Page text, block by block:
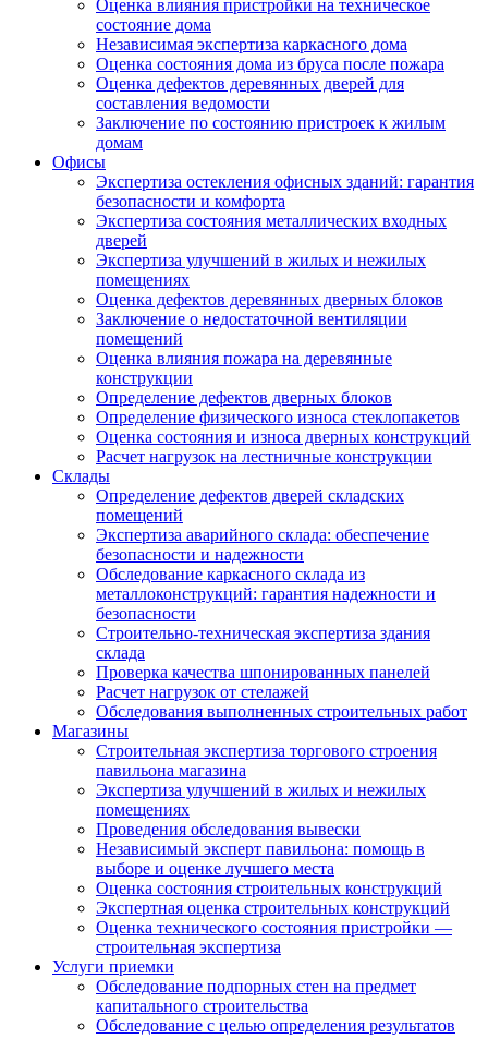
Оценка влияния пристройки на техническое
состояние дома
Независимая экспертиза каркасного дома
Оценка состояния дома из бруса после пожара
Оценка дефектов деревянных дверей для
составления ведомости
Заключение по состоянию пристроек к жилым
домам
Офисы
Экспертиза остекления офисных зданий: гарантия
безопасности и комфорта
Экспертиза состояния металлических входных
дверей
Экспертиза улучшений в жилых и нежилых
помещениях
Оценка дефектов деревянных дверных блоков
Заключение о недостаточной вентиляции
помещений
Оценка влияния пожара на деревянные
конструкции
Определение дефектов дверных блоков
Определение физического износа стеклопакетов
Оценка состояния и износа дверных конструкций
Расчет нагрузок на лестничные конструкции
Склады
Определение дефектов дверей складских
помещений
Экспертиза аварийного склада: обеспечение
безопасности и надежности
Обследование каркасного склада из
металлоконструкций: гарантия надежности и
безопасности
Строительно-техническая экспертиза здания
склада
Проверка качества шпонированных панелей
Расчет нагрузок от стелажей
Обследования выполненных строительных работ
Магазины
Строительная экспертиза торгового строения
павильона магазина
Экспертиза улучшений в жилых и нежилых
помещениях
Проведения обследования вывески
Независимый эксперт павильона: помощь в
выборе и оценке лучшего места
Оценка состояния строительных конструкций
Экспертная оценка строительных конструкций
Оценка технического состояния пристройки —
строительная экспертиза
Услуги приемки
Обследование подпорных стен на предмет
капитального строительства
Обследование с целью определения результатов